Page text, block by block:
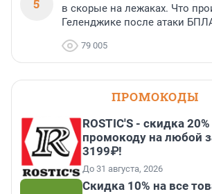
5
в скорые на лежаках. Что
Геленджике после атаки
79 005
ПРОМОКОДЫ
ROSTIC'S - скидка
промокоду на любой
3199₽!
До 31 августа, 2026
Скидка 10% на все